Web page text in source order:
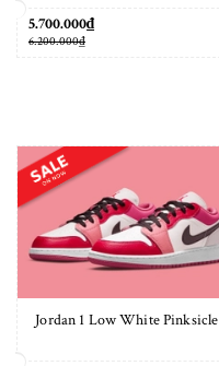
5.700.000₫
6.200.000₫
Jordan 1 Low White Pinksicle